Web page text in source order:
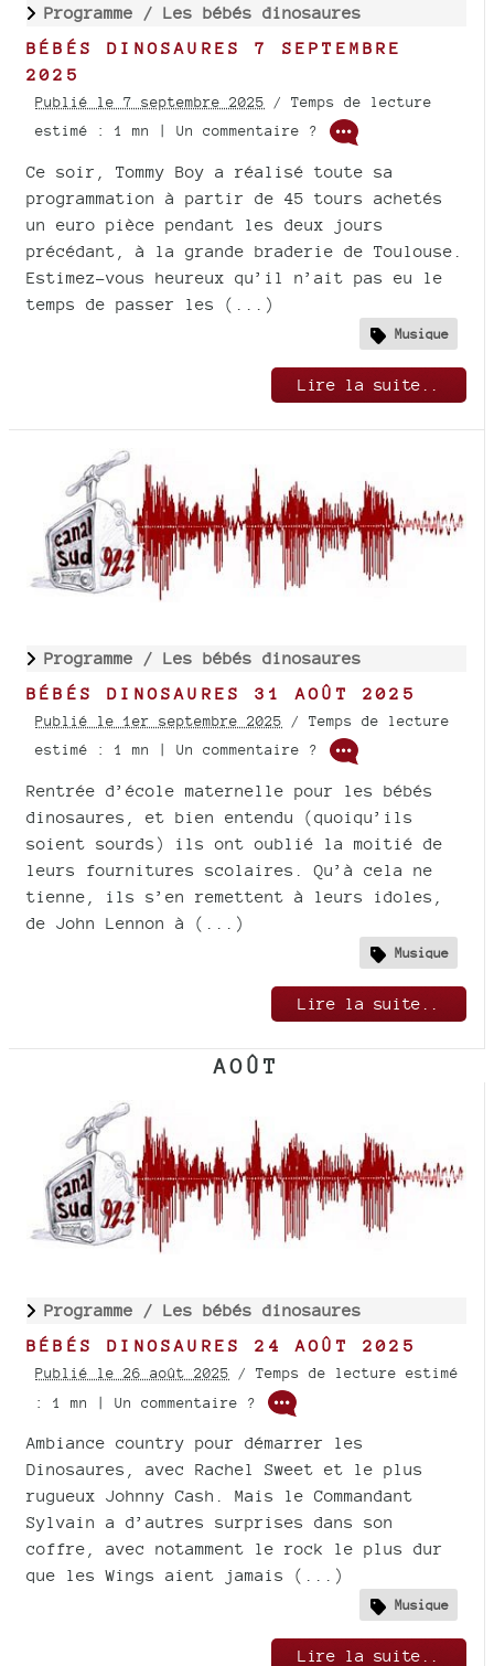
Programme / Les bébés dinosaures
BÉBÉS DINOSAURES 7 SEPTEMBRE
2025
Publié le 7 septembre 2025 / Temps de lecture
estimé : 1 mn | Un commentaire ?
Ce soir, Tommy Boy a réalisé toute sa
programmation à partir de 45 tours achetés
un euro pièce pendant les deux jours
précédant, à la grande braderie de Toulouse.
Estimez-vous heureux qu’il n’ait pas eu le
temps de passer les (...)
Musique
Lire la suite..
Programme / Les bébés dinosaures
BÉBÉS DINOSAURES 31 AOÛT 2025
Publié le 1er septembre 2025 / Temps de lecture
estimé : 1 mn | Un commentaire ?
Rentrée d’école maternelle pour les bébés
dinosaures, et bien entendu (quoiqu’ils
soient sourds) ils ont oublié la moitié de
leurs fournitures scolaires. Qu’à cela ne
tienne, ils s’en remettent à leurs idoles,
de John Lennon à (...)
Musique
Lire la suite..
AOÛT
Programme / Les bébés dinosaures
BÉBÉS DINOSAURES 24 AOÛT 2025
Publié le 26 août 2025 / Temps de lecture estimé
: 1 mn | Un commentaire ?
Ambiance country pour démarrer les
Dinosaures, avec Rachel Sweet et le plus
rugueux Johnny Cash. Mais le Commandant
Sylvain a d’autres surprises dans son
coffre, avec notamment le rock le plus dur
que les Wings aient jamais (...)
Musique
Lire la suite..